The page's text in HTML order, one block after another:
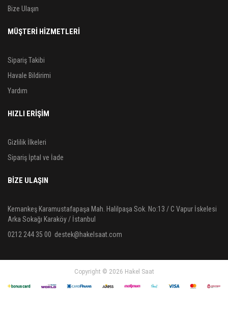
Bize Ulaşın
MÜŞTERİ HİZMETLERİ
Sipariş Takibi
Havale Bildirimi
Yardım
HIZLI ERİŞİM
Gizlilik İlkeleri
Sipariş İptal ve İade
BIZE ULAŞIN
Kemankeş Karamustafapaşa Mah. Halilpaşa Sok. No:13 / C Vapur İskelesi
Arka Sokağı Karaköy / İstanbul
0212 244 35 00 destek@hakelsaat.com
Copyright © 2026 Hakel Saat